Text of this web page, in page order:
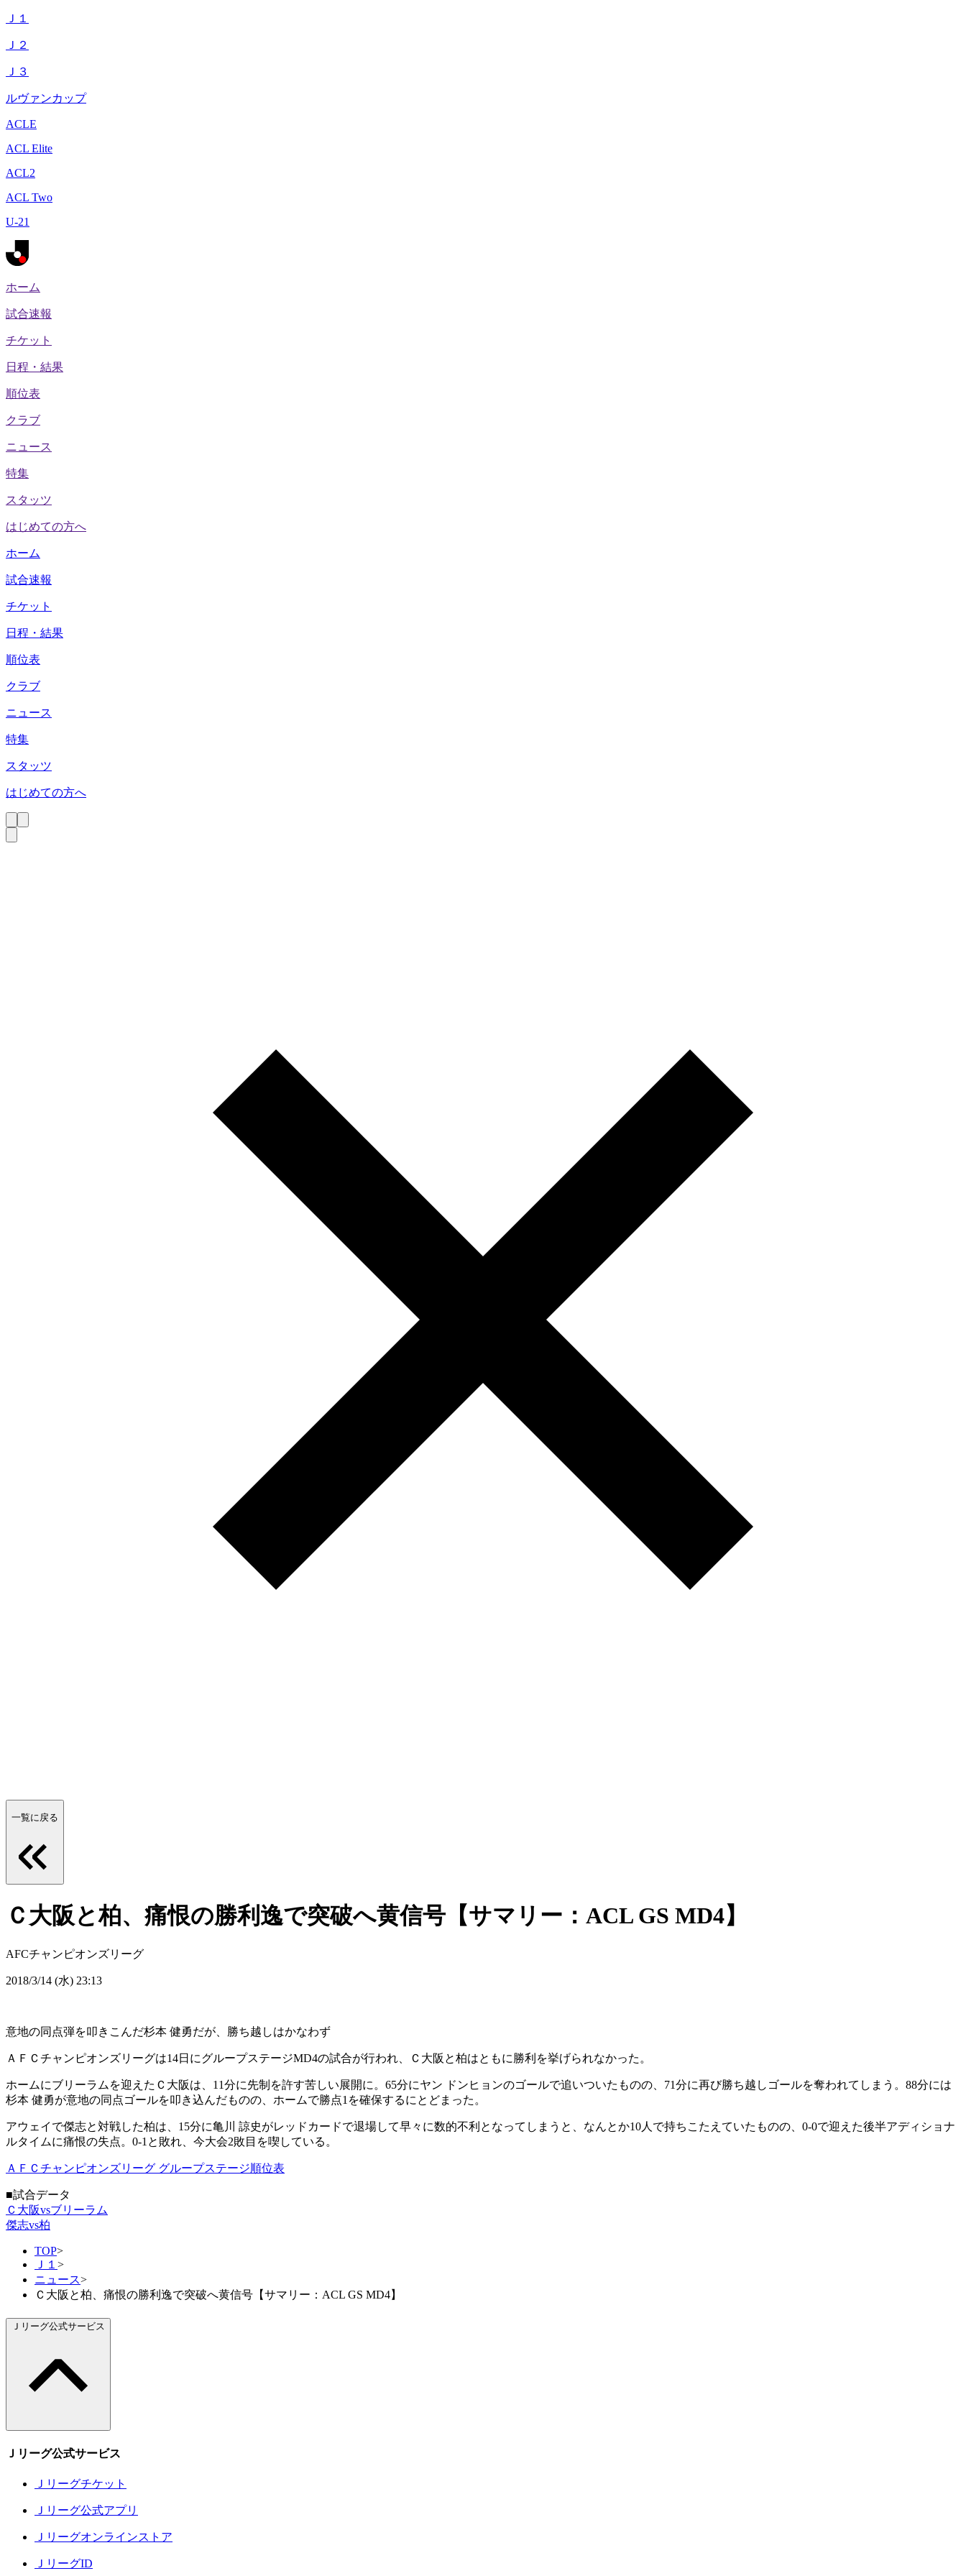
Ｊ１
Ｊ２
Ｊ３
ルヴァンカップ
ACLE
ACL Elite
ACL2
ACL Two
U-21
ホーム
試合速報
チケット
日程・結果
順位表
クラブ
ニュース
特集
スタッツ
はじめての方へ
ホーム
試合速報
チケット
日程・結果
順位表
クラブ
ニュース
特集
スタッツ
はじめての方へ
一覧に戻る
Ｃ大阪と柏、痛恨の勝利逸で突破へ黄信号【サマリー：ACL GS MD4】
AFCチャンピオンズリーグ
2018/3/14 (水) 23:13
意地の同点弾を叩きこんだ杉本 健勇だが、勝ち越しはかなわず
ＡＦＣチャンピオンズリーグは14日にグループステージMD4の試合が行われ、Ｃ大阪と柏はともに勝利を挙げられなかった。
ホームにブリーラムを迎えたＣ大阪は、11分に先制を許す苦しい展開に。65分にヤン ドンヒョンのゴールで追いついたものの、71分に再び勝ち越しゴールを奪われてしまう。88分には
杉本 健勇が意地の同点ゴールを叩き込んだものの、ホームで勝点1を確保するにとどまった。
アウェイで傑志と対戦した柏は、15分に亀川 諒史がレッドカードで退場して早々に数的不利となってしまうと、なんとか10人で持ちこたえていたものの、0-0で迎えた後半アディショナ
ルタイムに痛恨の失点。0-1と敗れ、今大会2敗目を喫している。
ＡＦＣチャンピオンズリーグ グループステージ順位表
■試合データ
Ｃ大阪vsブリーラム
傑志vs柏
TOP>
Ｊ１ >
ニュース>
Ｃ大阪と柏、痛恨の勝利逸で突破へ黄信号【サマリー：ACL GS MD4】
Ｊリーグ公式サービス
Ｊリーグ公式サービス
Ｊリーグチケット
Ｊリーグ公式アプリ
Ｊリーグオンラインストア
ＪリーグID